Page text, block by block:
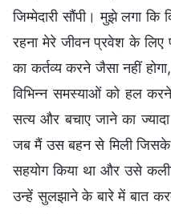
जिम्मेदारी सौंपी। मुझे लगा
रहना मेरे जीवन प्रवेश के
का कर्तव्य करने जैसा नहीं
विभिन्न समस्याओं को हल
सत्य और बचाए जाने का
जब मैं उस बहन से मिली
सहयोग किया था और उसे
उन्हें सुलझाने के बारे में बात